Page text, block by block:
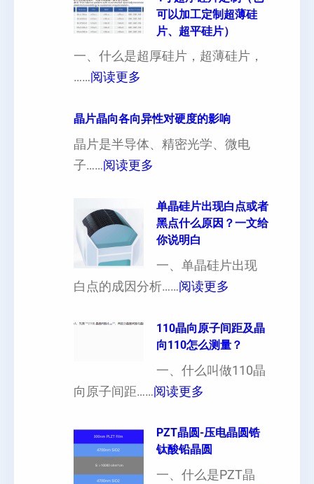
可以加工定制超薄硅
片、超平硅片）
一、什么是超厚硅片，超薄硅片，
……阅读更多
寸
超
厚
也
以
定
超
薄
硅
晶片晶向各向异性对硬度的影响
晶片是半导体、精密光学、微电
子……阅读更多
片
晶
向
各
向
性
对
硬
度
影
响
单晶硅片出现白点或者
黑点什么原因？一文给
你说明白
一、单晶硅片出现
白点的成因分析……阅读更多
晶
硅
片
白
或
110晶向原子间距及晶
向110怎么测量？
一、什么叫做110晶
向原子间距……阅读更多
1
0
晶
PZT晶圆-压电晶圆锆
钛酸铅晶圆
一、什么是PZT晶